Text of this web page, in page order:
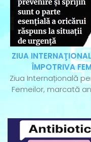
ZIUA
ÎMPOTRIVA
Ziua Internațională
Femeilor, marcată